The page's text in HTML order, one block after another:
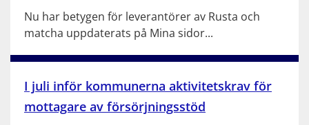
Nu har betygen för leverantörer av Rusta och
matcha uppdaterats på Mina sidor...
I juli inför kommunerna aktivitetskrav för
mottagare av försörjningsstöd